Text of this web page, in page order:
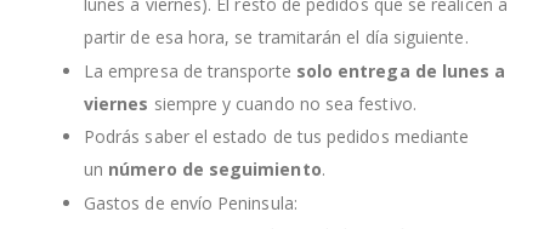
lunes a viernes). El resto de pedidos que se realicen a
partir de esa hora, se tramitarán el día siguiente.
La empresa de transporte solo entrega de lunes a
viernes siempre y cuando no sea festivo.
Podrás saber el estado de tus pedidos mediante
un número de seguimiento.
Gastos de envío Peninsula: